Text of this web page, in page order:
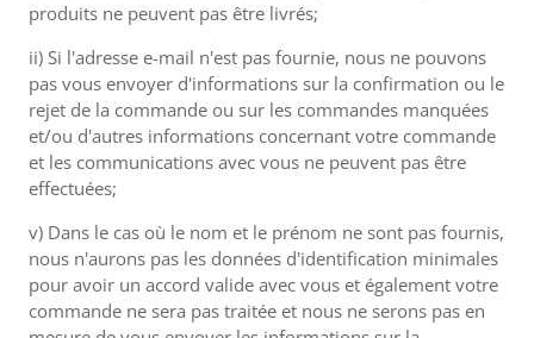
produits ne peuvent pas être livrés;
ii) Si l'adresse e-mail n'est pas fournie, nous ne pouvons
pas vous envoyer d'informations sur la confirmation ou le
rejet de la commande ou sur les commandes manquées
et/ou d'autres informations concernant votre commande
et les communications avec vous ne peuvent pas être
effectuées;
v) Dans le cas où le nom et le prénom ne sont pas fournis,
nous n'aurons pas les données d'identification minimales
pour avoir un accord valide avec vous et également votre
commande ne sera pas traitée et nous ne serons pas en